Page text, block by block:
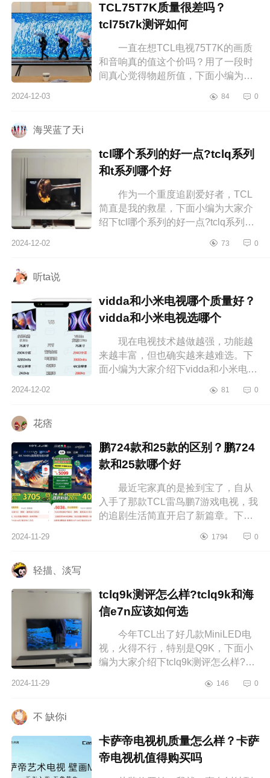
TCL75T7K质量很差吗？
tcl75t7k测评如何
一直在想TCL电视75T7K的画质
和音响真的值这个价吗？用了一段时
间真心觉得物超所值，下面小编为大
tcl75t7k测评如何 TCL75T7K质量
2024-12-03 84 0
海哭蓝了天i
tcl哪个系列的好一点?tclq系列
和t系列哪个好
作为一个重度追剧爱好者，TCL
简直是我的救星，下面小编为大家介
绍下tcl哪个系列的好一点?tclq系列和t
点 tclq系列和t系列哪个好 ...
2024-12-02 73 0
听ta说
vidda和小米电视哪个质量好？
vidda和小米电视选哪个
现在电视技术越做越强，功能越
来越丰富，但也确实越来越难选。下
面小编为大家介绍下vidda和小米电视
个 vidda和小米电视哪个质量
2024-12-02 81 0
花痞
鹏724款和25款的区别？鹏724
款和25款哪个好
最近宅家真的是捡到宝了，自从
入手了那款TCL雷鸟鹏7游戏电视，我
的追剧生活简直开启了新篇章。下面
区别？鹏724款和25款哪个好 鹏
2024-11-29 1794 0
轻描、淡写
tclq9k测评怎么样?tclq9k和海
信e7n应该如何选
今年TCL出了好几款MiniLED电
视，火得不行，特别是Q9K，下面小
编为大家介绍下tclq9k测评怎么样?
tclq9k测评怎么样 电视看了差不多
2024-11-29 146 0
不 缺你i
卡萨帝电视机质量怎么样？卡萨
帝电视机值得购买吗